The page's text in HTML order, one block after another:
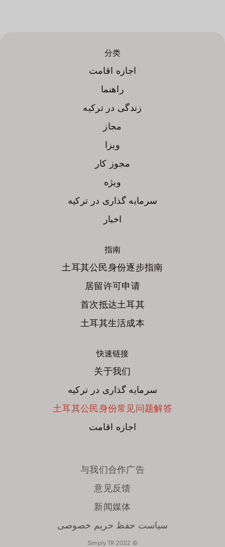
分类
اجازه اقامت
راهنما
زندگی در ترکیه
مجاز
ویزا
مجوز کار
ویژه
سرمایه گذاری در ترکیه
اخبار
指南
土耳其公民身份逐步指南
居留许可申请
首次抵达土耳其
土耳其生活成本
快速链接
关于我们
سرمایه گذاری در ترکیه
土耳其公民身份常见问题解答
اجازه اقامت
与我们合作广告
意见反馈
新闻媒体
سیاست حفظ حریم خصوصی
© 2022 Simply TR